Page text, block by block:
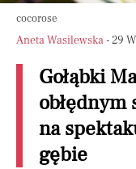
cocorose
Aneta Wasilewska- 29
Gołąbki
na
gębie